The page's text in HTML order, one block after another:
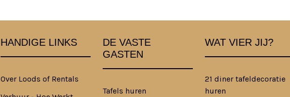
HANDIGE LINKS
Over Loods of Rentals
DE VASTE
GASTEN
Tafels huren
WAT VIER JIJ?
21 diner tafeldecoratie
huren